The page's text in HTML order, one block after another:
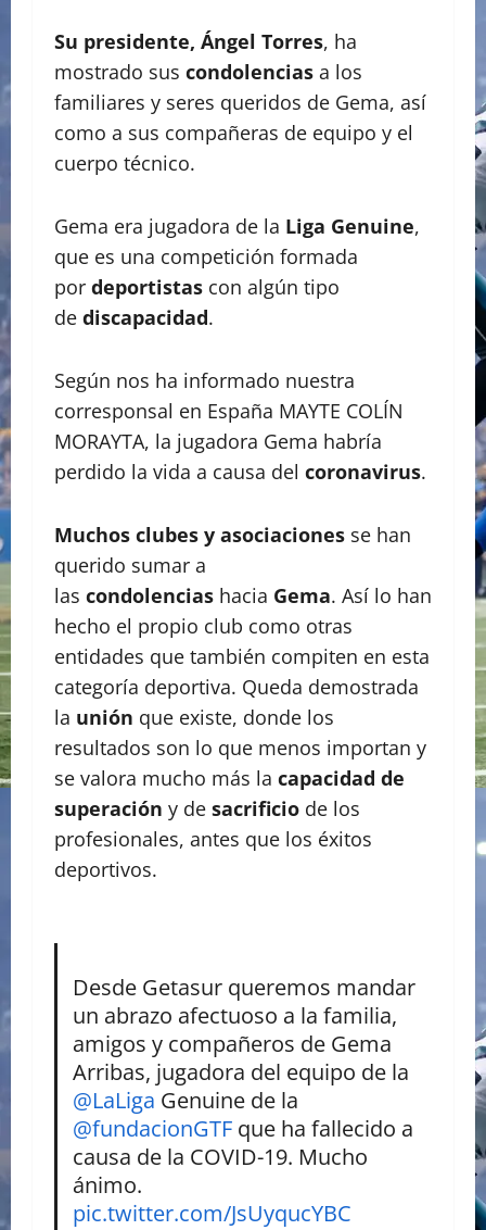
Su presidente, Ángel Torres, ha
mostrado sus condolencias a los
familiares y seres queridos de Gema, así
como a sus compañeras de equipo y el
cuerpo técnico.
Gema era jugadora de la Liga Genuine,
que es una competición formada
por deportistas con algún tipo
de discapacidad.
Según nos ha informado nuestra
corresponsal en España MAYTE COLÍN
MORAYTA, la jugadora Gema habría
perdido la vida a causa del coronavirus.
Muchos clubes y asociaciones se han
querido sumar a
las condolencias hacia Gema. Así lo han
hecho el propio club como otras
entidades que también compiten en esta
categoría deportiva. Queda demostrada
la unión que existe, donde los
resultados son lo que menos importan y
se valora mucho más la capacidad de
superación y de sacrificio de los
profesionales, antes que los éxitos
deportivos.
Desde Getasur queremos mandar
un abrazo afectuoso a la familia,
amigos y compañeros de Gema
Arribas, jugadora del equipo de la
@LaLiga Genuine de la
@fundacionGTFque ha fallecido a
causa de la COVID-19. Mucho
ánimo.
pic.twitter.com/JsUyqucYBC